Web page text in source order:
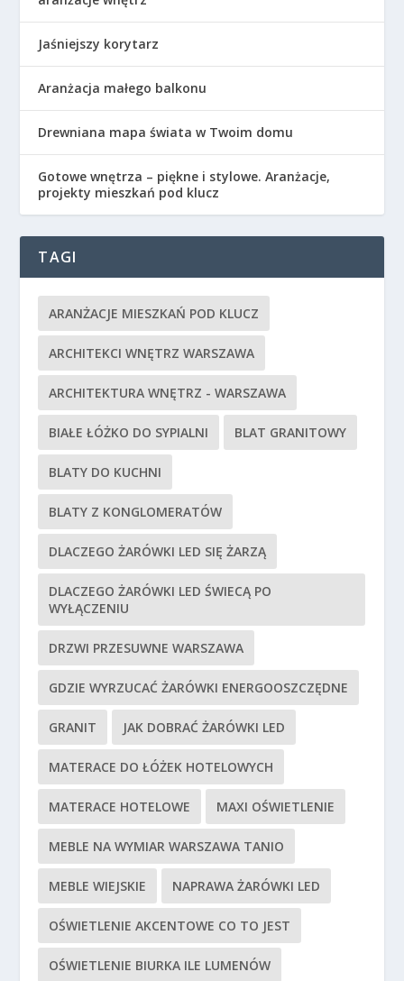
Jaśniejszy korytarz
Aranżacja małego balkonu
Drewniana mapa świata w Twoim domu
Gotowe wnętrza – piękne i stylowe. Aranżacje,
projekty mieszkań pod klucz
TAGI
ARANŻACJE MIESZKAŃ POD KLUCZ
ARCHITEKCI WNĘTRZ WARSZAWA
ARCHITEKTURA WNĘTRZ - WARSZAWA
BIAŁE ŁÓŻKO DO SYPIALNI BLAT GRANITOWY
BLATY DO KUCHNI
BLATY Z KONGLOMERATÓW
DLACZEGO ŻARÓWKI LED SIĘ ŻARZĄ
DLACZEGO ŻARÓWKI LED ŚWIECĄ PO
WYŁĄCZENIU
DRZWI PRZESUWNE WARSZAWA
GDZIE WYRZUCAĆ ŻARÓWKI ENERGOOSZCZĘDNE
GRANIT JAK DOBRAĆ ŻARÓWKI LED
MATERACE DO ŁÓŻEK HOTELOWYCH
MATERACE HOTELOWE MAXI OŚWIETLENIE
MEBLE NA WYMIAR WARSZAWA TANIO
MEBLE WIEJSKIE NAPRAWA ŻARÓWKI LED
OŚWIETLENIE AKCENTOWE CO TO JEST
OŚWIETLENIE BIURKA ILE LUMENÓW